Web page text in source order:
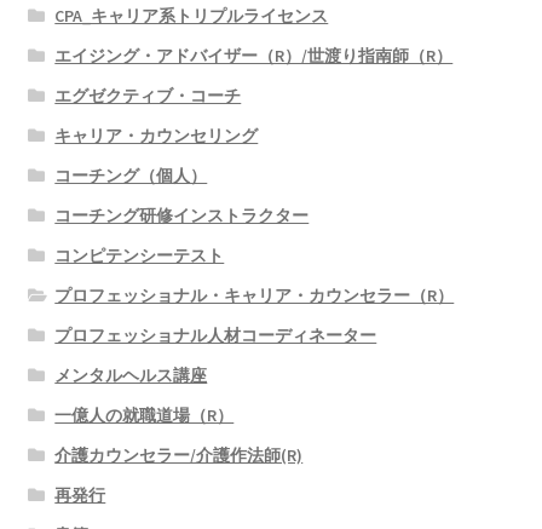
CPA_キャリア系トリプルライセンス
エイジング・アドバイザー（R）/世渡り指南師（R）
エグゼクティブ・コーチ
キャリア・カウンセリング
コーチング（個人）
コーチング研修インストラクター
コンピテンシーテスト
プロフェッショナル・キャリア・カウンセラー（R）
プロフェッショナル人材コーディネーター
メンタルヘルス講座
一億人の就職道場（R）
介護カウンセラー/介護作法師(R)
再発行